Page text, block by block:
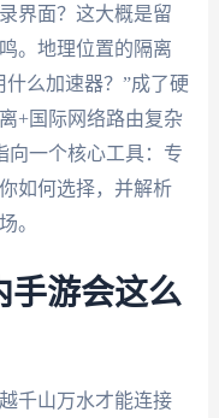
界面？这大概是留
。地理位置的隔离
么加速器？”成了硬
+国际网络路由复杂
向一个核心工具：专
如何选择，并解析
。
手游会这么
千山万水才能连接